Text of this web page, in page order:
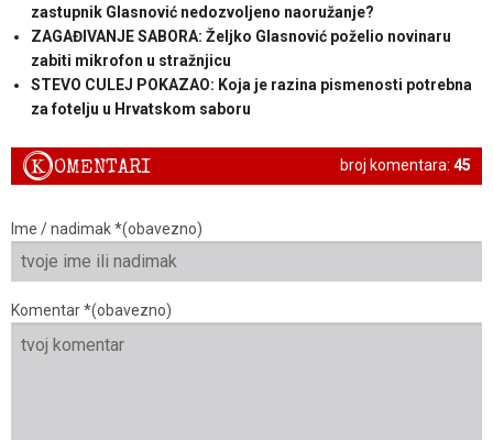
zastupnik Glasnović nedozvoljeno naoružanje?
ZAGAĐIVANJE SABORA: Željko Glasnović poželio novinaru
zabiti mikrofon u stražnjicu
STEVO CULEJ POKAZAO: Koja je razina pismenosti potrebna
za fotelju u Hrvatskom saboru
broj komentara: 45
KOMENTARI
Ime / nadimak *(obavezno)
Komentar *(obavezno)